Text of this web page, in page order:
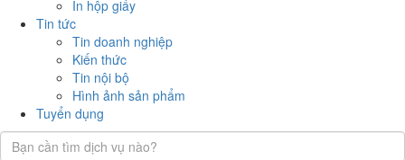
In hộp giấy
Tin tức
Tin doanh nghiệp
Kiến thức
Tin nội bộ
Hình ảnh sản phẩm
Tuyển dụng